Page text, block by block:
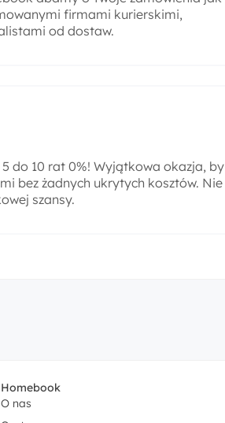
firmami kurierskimi,
od dostaw.
do 10 rat 0%! Wyjątkowa okazja, by
bez żadnych ukrytych kosztów. Nie
szansy.
Homebook
O nas